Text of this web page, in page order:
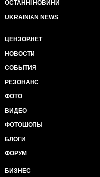
ОСТАННІ НОВИНИ
UKRAINIAN NEWS
ЦЕНЗОР.НЕТ
НОВОСТИ
СОБЫТИЯ
РЕЗОНАНС
ФОТО
ВИДЕО
ФОТОШОПЫ
БЛОГИ
ФОРУМ
БИЗНЕС